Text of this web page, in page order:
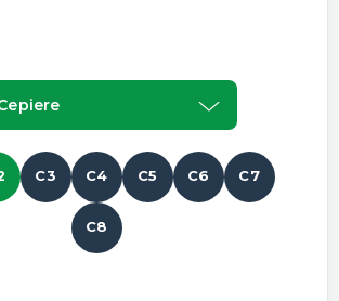
C3 C4 C5 C6 C7
C8